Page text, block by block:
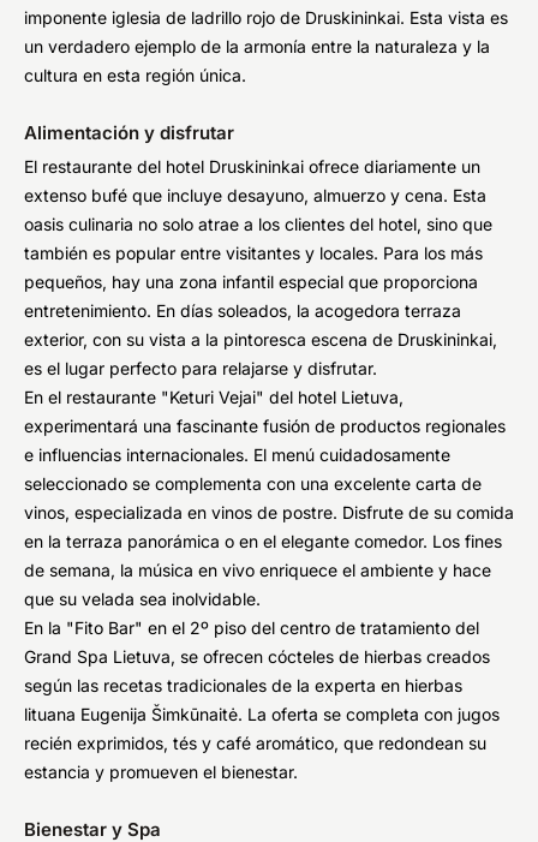
imponente iglesia de ladrillo rojo de Druskininkai. Esta vista es
un verdadero ejemplo de la armonía entre la naturaleza y la
cultura en esta región única.
Alimentación y disfrutar
El restaurante del hotel Druskininkai ofrece diariamente un
extenso bufé que incluye desayuno, almuerzo y cena. Esta
oasis culinaria no solo atrae a los clientes del hotel, sino que
también es popular entre visitantes y locales. Para los más
pequeños, hay una zona infantil especial que proporciona
entretenimiento. En días soleados, la acogedora terraza
exterior, con su vista a la pintoresca escena de Druskininkai,
es el lugar perfecto para relajarse y disfrutar.
En el restaurante "Keturi Vejai" del hotel Lietuva,
experimentará una fascinante fusión de productos regionales
e influencias internacionales. El menú cuidadosamente
seleccionado se complementa con una excelente carta de
vinos, especializada en vinos de postre. Disfrute de su comida
en la terraza panorámica o en el elegante comedor. Los fines
de semana, la música en vivo enriquece el ambiente y hace
que su velada sea inolvidable.
En la "Fito Bar" en el 2º piso del centro de tratamiento del
Grand Spa Lietuva, se ofrecen cócteles de hierbas creados
según las recetas tradicionales de la experta en hierbas
lituana Eugenija Šimkūnaitė. La oferta se completa con jugos
recién exprimidos, tés y café aromático, que redondean su
estancia y promueven el bienestar.
Bienestar y Spa